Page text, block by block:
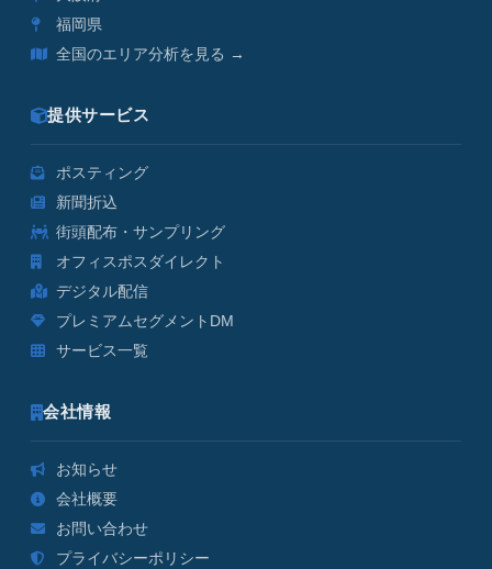
福岡県
全国のエリア分析を見る →
提供サービス
ポスティング
新聞折込
街頭配布・サンプリング
オフィスポスダイレクト
デジタル配信
プレミアムセグメントDM
サービス一覧
会社情報
お知らせ
会社概要
お問い合わせ
プライバシーポリシー